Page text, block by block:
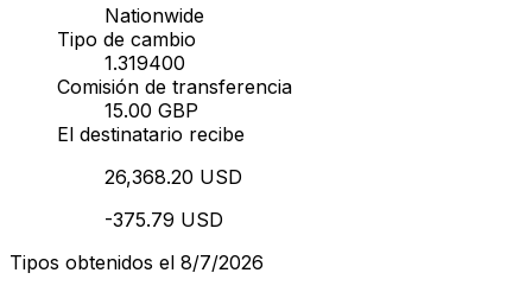
Nationwide
Tipo de cambio
1.319400
Comisión de transferencia
15.00 GBP
El destinatario recibe
26,368.20 USD
-375.79 USD
Tipos obtenidos el 8/7/2026